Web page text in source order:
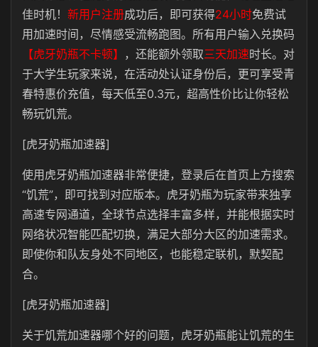
佳时机！ 新用户注册成功后，即可获得24小时免费试
用加速时间，尽情感受流畅跑图。所有用户输入兑换码
【虎牙奶瓶不卡顿】
，还能额外领取三天加速时长。对
于大学生玩家来说，在活动处认证身份后，更可享受青
春特惠价充值，每天低至0.3元，超高性价比让你轻松
畅玩饥荒。
[虎牙奶瓶加速器]
使用虎牙奶瓶加速器非常便捷，登录后在首页上方搜索
“饥荒”，即可找到对应版本。虎牙奶瓶为玩家带来独享
高速专网通道，全球节点选择丰富多样，并能根据实时
网络状况智能匹配切换，满足大部分大区的加速需求。
即使你和队友身处不同地区，也能稳定联机，默契配
合。
[虎牙奶瓶加速器]
关于饥荒加速器哪个好的问题，虎牙奶瓶能让饥荒的生